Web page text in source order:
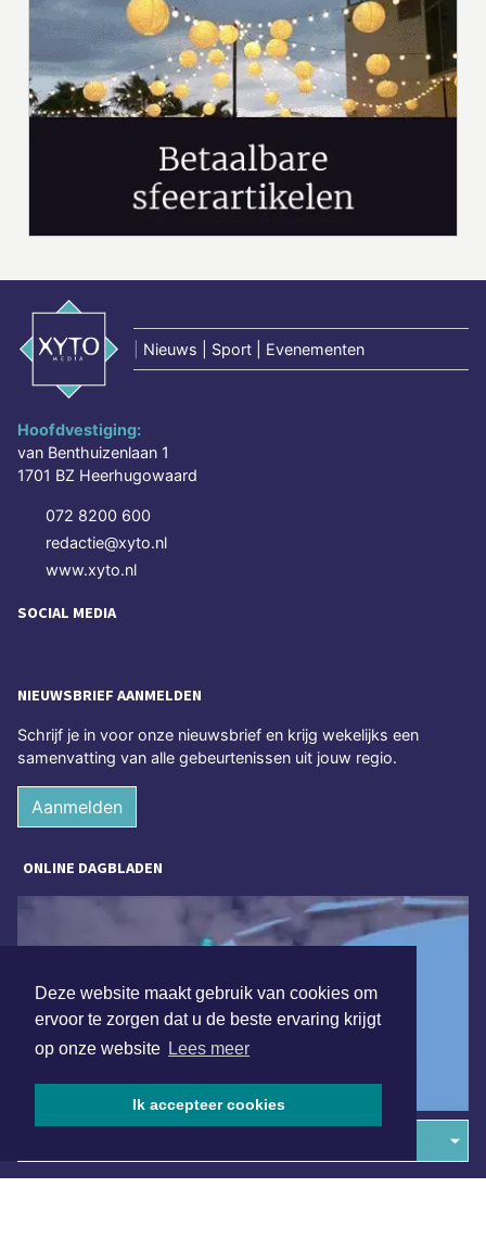
Deze website maakt gebruik van cookies om
ervoor te zorgen dat u de beste ervaring krijgt
op onze website Lees meer
Ik accepteer cookies
Nieuws | Sport | Evenementen
Hoofdvestiging:
van Benthuizenlaan 1
1701 BZ Heerhugowaard
072 8200 600
redactie@xyto.nl
www.xyto.nl
SOCIAL MEDIA
NIEUWSBRIEF AANMELDEN
Schrijf je in voor onze nieuwsbrief en krijg wekelijks een
samenvatting van alle gebeurtenissen uit jouw regio.
Aanmelden
ONLINE DAGBLADEN